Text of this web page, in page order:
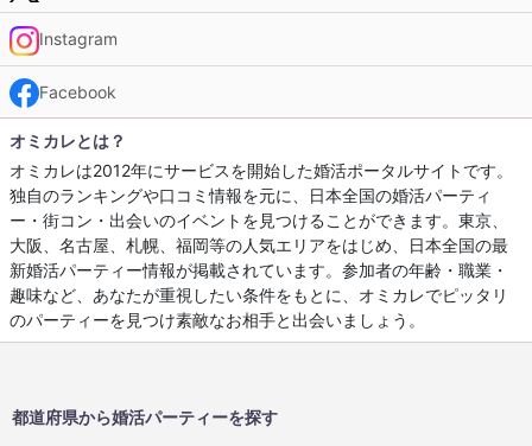
Instagram
Facebook
オミカレとは？
オミカレは2012年にサービスを開始した婚活ポータルサイトです。
独自のランキングや口コミ情報を元に、日本全国の婚活パーティ
ー・街コン・出会いのイベントを見つけることができます。東京、
大阪、名古屋、札幌、福岡等の人気エリアをはじめ、日本全国の最
新婚活パーティー情報が掲載されています。参加者の年齢・職業・
趣味など、あなたが重視したい条件をもとに、オミカレでピッタリ
のパーティーを見つけ素敵なお相手と出会いましょう。
都道府県から婚活パーティーを探す